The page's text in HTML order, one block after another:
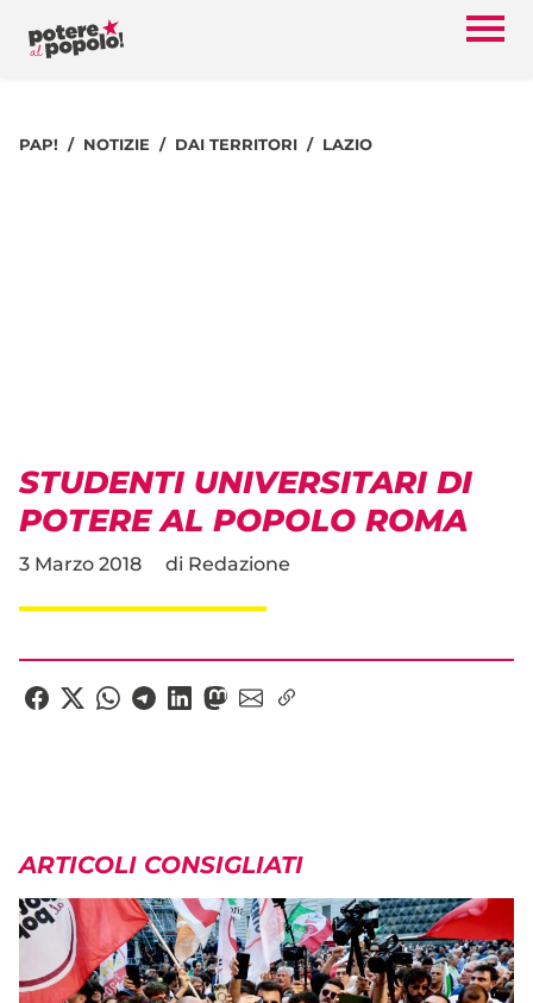
PAP! NOTIZIE DAI TERRITORI LAZIO
STUDENTI UNIVERSITARI DI
POTERE AL POPOLO ROMA
3 Marzo 2018 di Redazione
ARTICOLI CONSIGLIATI